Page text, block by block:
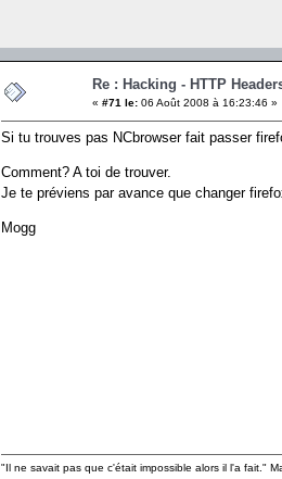
Re : Hacking - HTTP
« #71 le: 06 Août 2008 à 16:23:46 »
Si tu trouves pas NCbrowser fait passer
Comment? A toi de trouver.
Je te préviens par avance que changer
Mogg
"Il ne savait pas que c'était impossible alors il l'a fait."